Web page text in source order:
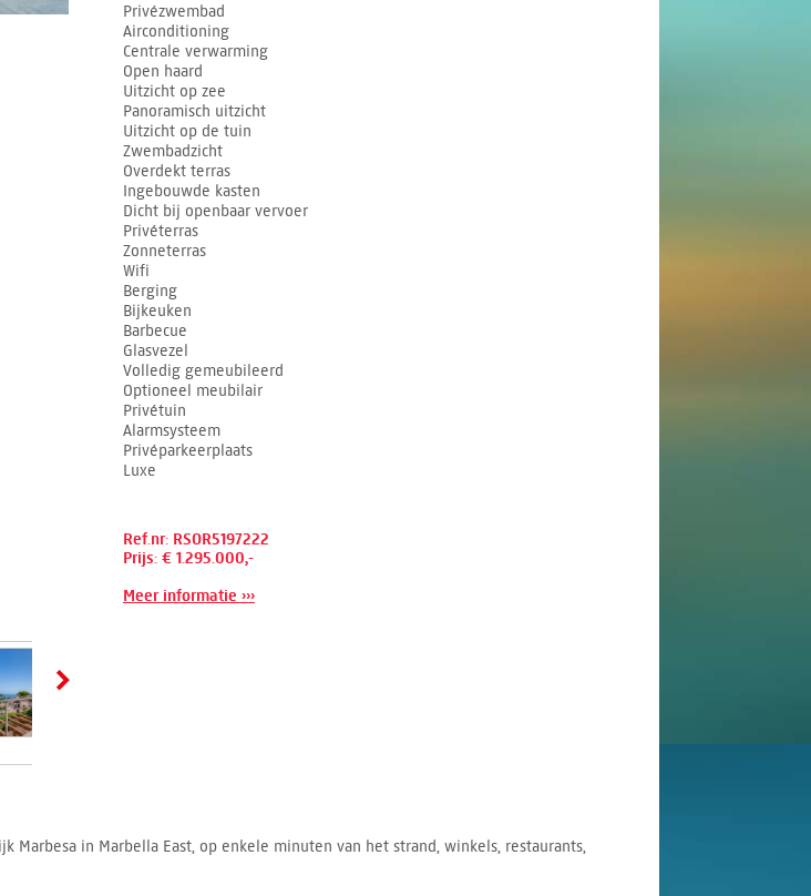
Privézwembad
Airconditioning
Centrale verwarming
Open haard
Uitzicht op zee
Panoramisch uitzicht
Uitzicht op de tuin
Zwembadzicht
Overdekt terras
Ingebouwde kasten
Dicht bij openbaar vervoer
Privéterras
Zonneterras
Wifi
Berging
Bijkeuken
Barbecue
Glasvezel
Volledig gemeubileerd
Optioneel meubilair
Privétuin
Alarmsysteem
Privéparkeerplaats
Luxe
Ref.nr: RSOR5197222
Prijs: € 1.295.000,-
Meer informatie ›››
in Marbella East, op enkele minuten van het strand, winkels, restaurants,